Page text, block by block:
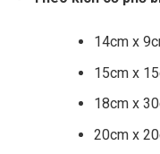
14cm x
15cm x
18cm x
20cm x